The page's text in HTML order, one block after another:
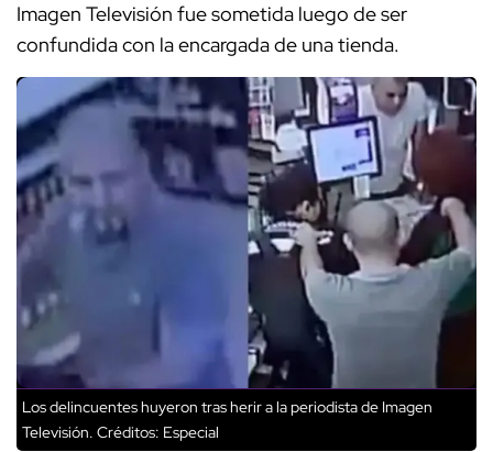
Imagen Televisión fue sometida luego de ser
confundida con la encargada de una tienda.
Los delincuentes huyeron tras herir a la periodista de Imagen
Televisión. Créditos: Especial